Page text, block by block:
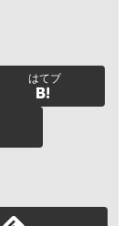
はてブ